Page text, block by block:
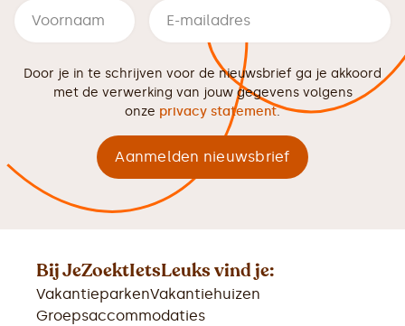
Door je in te schrijven voor de nieuwsbrief ga je akkoord
met de verwerking van jouw gegevens volgens
onze privacy statement.
Bij JeZoektIetsLeuks vind je:
VakantieparkenVakantiehuizen
Groepsaccommodaties